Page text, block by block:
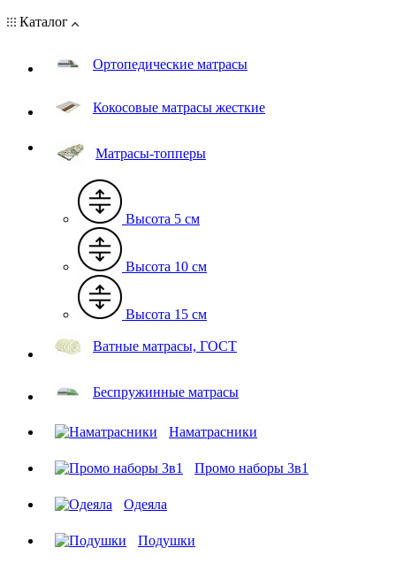
Каталог
Ортопедические матрасы
Кокосовые матрасы жесткие
Матрасы-топперы
Высота 5 см
Высота 10 см
Высота 15 см
Ватные матрасы, ГОСТ
Беспружинные матрасы
Наматрасники
Промо наборы 3в1
Одеяла
Подушки